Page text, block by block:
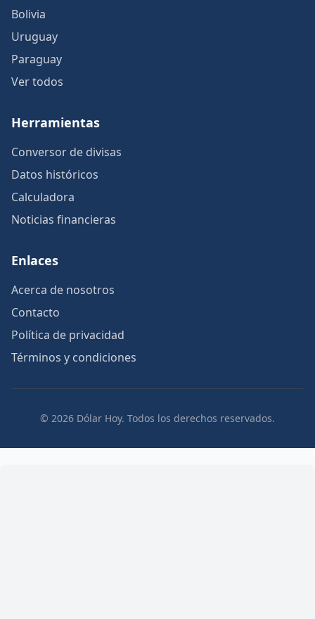
Bolivia
Uruguay
Paraguay
Ver todos
Herramientas
Conversor de divisas
Datos históricos
Calculadora
Noticias financieras
Enlaces
Acerca de nosotros
Contacto
Política de privacidad
Términos y condiciones
© 2026 Dólar Hoy. Todos los derechos reservados.